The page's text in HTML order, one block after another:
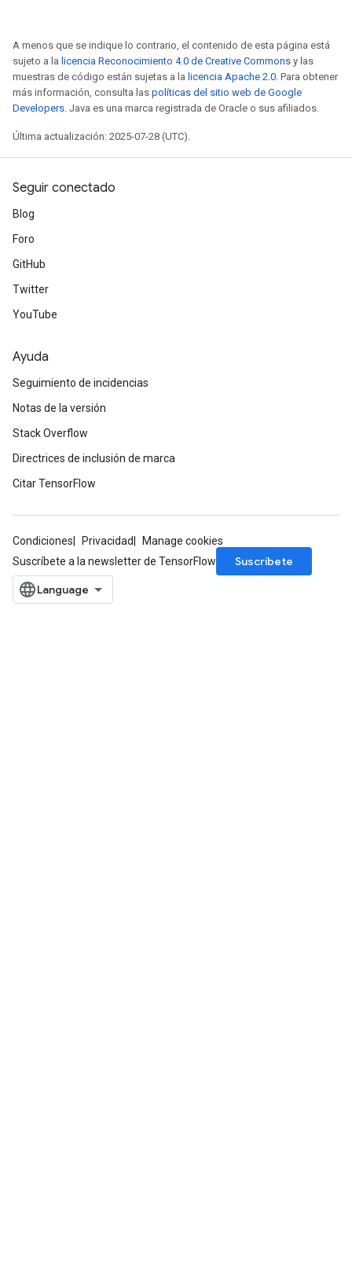
A menos que se indique lo contrario, el contenido de esta página está
sujeto a la licencia Reconocimiento 4.0 de Creative Commons y las
muestras de código están sujetas a la licencia Apache 2.0. Para obtener
más información, consulta las políticas del sitio web de Google
Developers. Java es una marca registrada de Oracle o sus afiliados.
Última actualización: 2025-07-28 (UTC).
Seguir conectado
Blog
Foro
GitHub
Twitter
YouTube
Ayuda
Seguimiento de incidencias
Notas de la versión
Stack Overflow
Directrices de inclusión de marca
Citar TensorFlow
Condiciones Privacidad
Manage cookies
Suscríbete a la newsletter de TensorFlow
Suscríbete